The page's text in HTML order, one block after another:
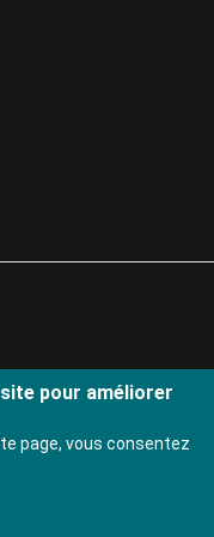
pour améliorer
page, vous consentez